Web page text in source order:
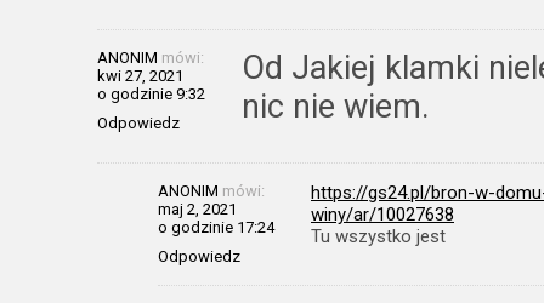
ANONIM mówi:
kwi 27, 2021
o godzinie 9:32
Odpowiedz
Od Jakiej klamki
nic nie wiem.
ANONIM mówi:
maj 2, 2021
o godzinie 17:24
Odpowiedz
https://gs24.pl/bron-w-
winy/ar/10027638
Tu wszystko jest